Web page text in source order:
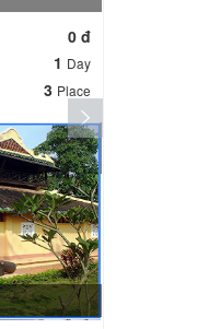
0 đ
1 Day
3 Place